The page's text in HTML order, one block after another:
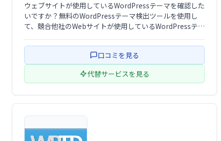
ウェブサイトが使用しているWordPressテーマを確認した
いですか？無料のWordPressテーマ検出ツールを使用し
て、競合他社のWebサイトが使用しているWordPressテー
口コミを見る
代替サービスを見る